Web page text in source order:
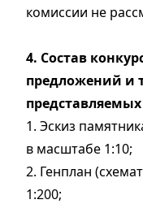
комиссии не
4. Состав
предложений и
1. Эскиз
в масштабе 1:10;
2. Генплан
1:200;